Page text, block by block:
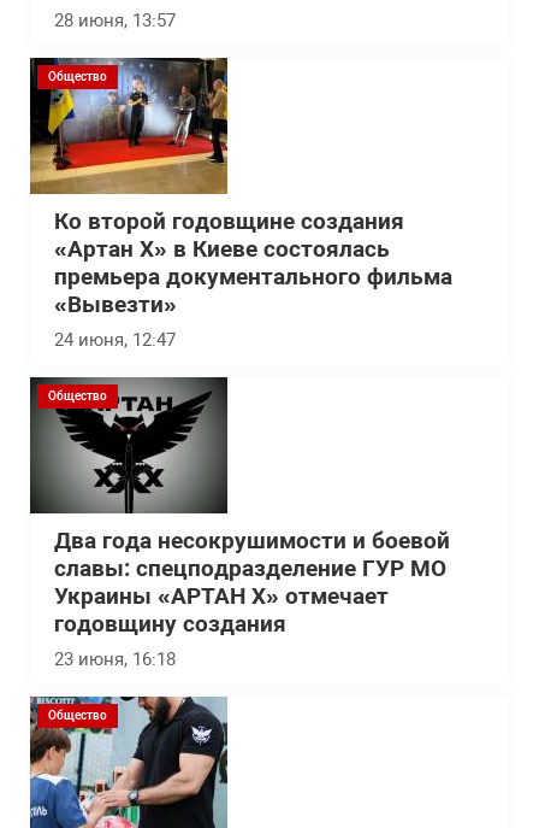
28 июня, 13:57
Общество
Ко второй годовщине создания
«Артан Х» в Киеве состоялась
премьера документального фильма
«Вывезти»
24 июня, 12:47
Общество
Два года несокрушимости и боевой
славы: спецподразделение ГУР МО
Украины «АРТАН Х» отмечает
годовщину создания
23 июня, 16:18
Общество